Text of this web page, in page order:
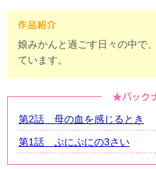
娘みかんと過ごす日々の中で
ています。
第2話 母の血を感じるとき
第1話 ぷにぷにの3さい